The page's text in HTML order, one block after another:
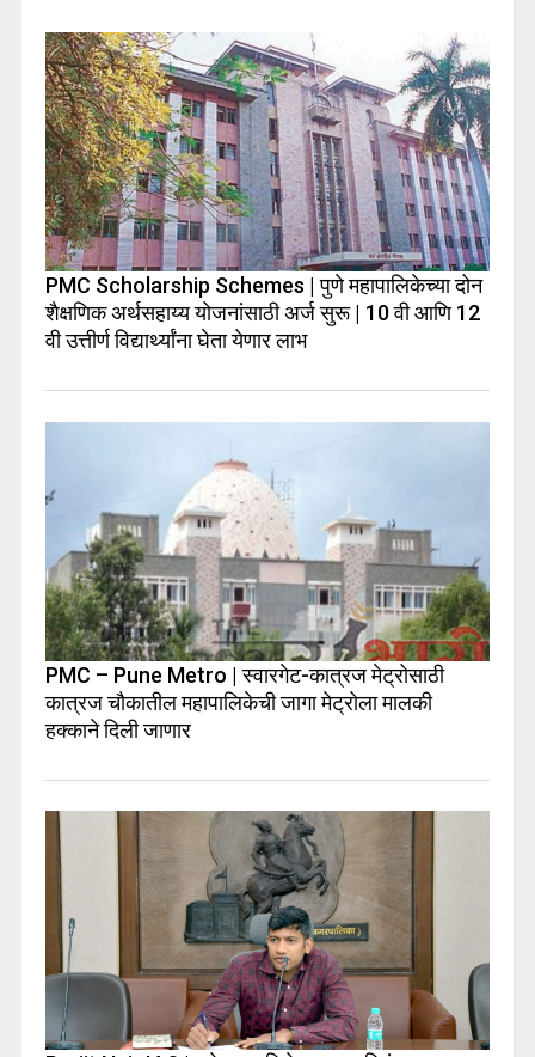
PMC Scholarship Schemes | पुणे महापालिकेच्या दोन
शैक्षणिक अर्थसहाय्य योजनांसाठी अर्ज सुरू | 10 वी आणि 12
वी उत्तीर्ण विद्यार्थ्यांना घेता येणार लाभ
PMC – Pune Metro | स्वारगेट-कात्रज मेट्रोसाठी
कात्रज चौकातील महापालिकेची जागा मेट्रोला मालकी
हक्काने दिली जाणार